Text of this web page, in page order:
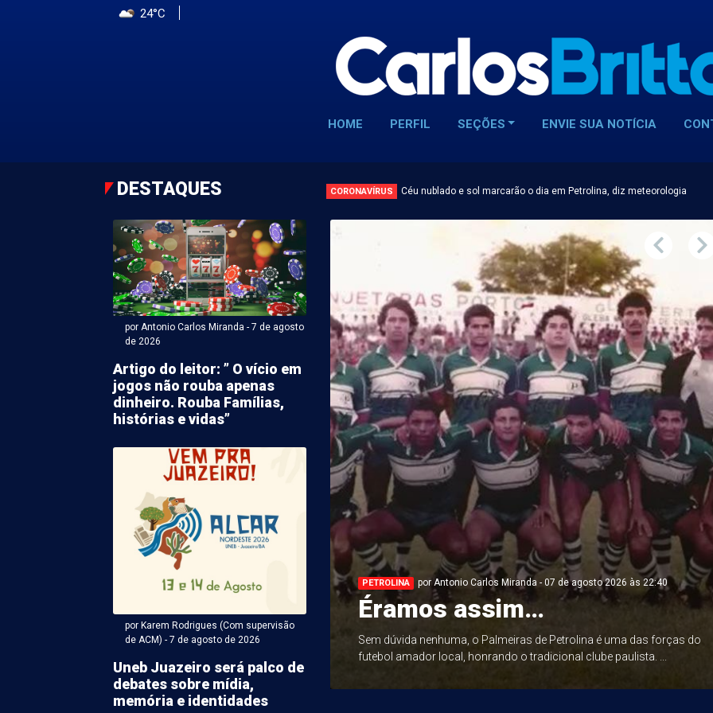
24°C
HOME PERFIL SEÇÕES ENVIE SUA NOTÍCIA
DESTAQUES CORONAVÍRUS Céu nublado e sol marcarão o dia em Petrolina, diz meteorologia
por Antonio Carlos Miranda - 7 de agosto
de 2026
Artigo do leitor: ” O vício em
jogos não rouba apenas
dinheiro. Rouba Famílias,
histórias e vidas”
por Karem Rodrigues (Com supervisão
de ACM) - 7 de agosto de 2026
Uneb Juazeiro será palco de
debates sobre mídia,
memória e identidades
Rodrigues (Com supervisão de ACM) - 07 de agosto
causado por
aborrece
no Gercino Coelho
de vazamento na tubulação de água irrita
PETROLINA por Antonio Carlos Miranda - 07 de agosto 2026 às 22:40
Éramos assim…
Sem dúvida nenhuma, o Palmeiras de Petrolina é uma das forças do
futebol amador local, honrando o tradicional clube paulista. ...